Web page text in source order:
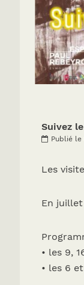
Suivez
Publié le
Les
En
• les 9,
• les 6